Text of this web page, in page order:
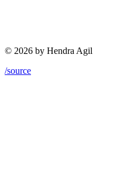
© 2026 by Hendra Agil
/source